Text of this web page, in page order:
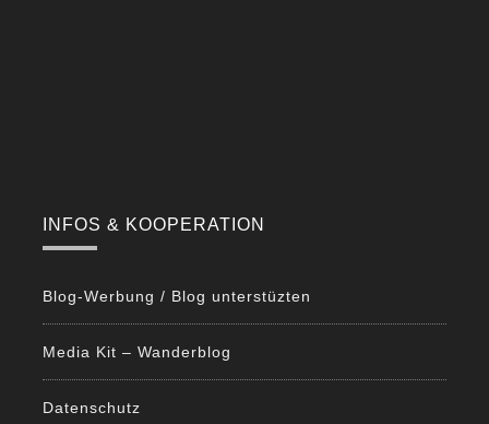
INFOS & KOOPERATION
Blog-Werbung / Blog unterstüzten
Media Kit – Wanderblog
Datenschutz